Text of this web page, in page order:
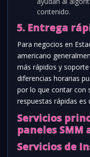
contenido.
5. Entrega
Para negocios en
americano
más rápidos y
diferencias horarias
por lo que contar con
respuestas rápidas es
Servicios
paneles SMM
Servicios de